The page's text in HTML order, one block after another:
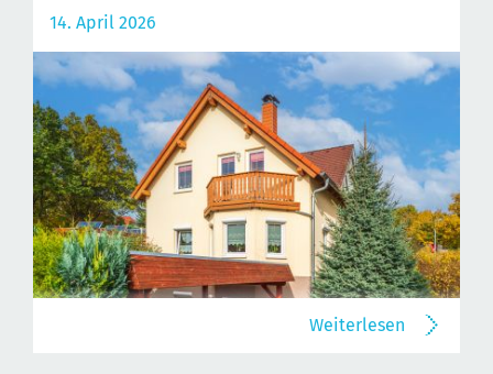
14. April 2026
Weiterlesen